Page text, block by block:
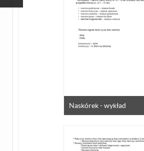
Naskórek - wykład